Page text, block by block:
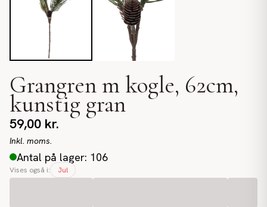
Grangren m kogle, 62cm,
kunstig gran
59,00 kr.
Inkl. moms.
Antal på lager: 106
Vises også i: Jul